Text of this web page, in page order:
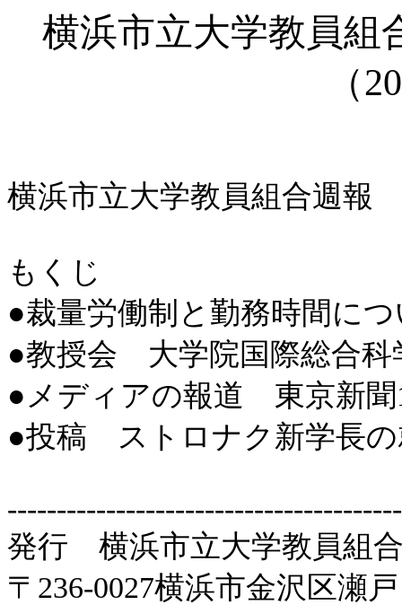
横浜市立大学教員
（
横浜市立大学教員組合週報
もくじ
●裁量労働制と勤務時間に
●教授会 大学院国際総合科
● メディアの報道 東京新聞
●投稿 ストロナク新学長の
発行 横浜市立大学教員組
〒 236-0027横浜市金沢区瀬